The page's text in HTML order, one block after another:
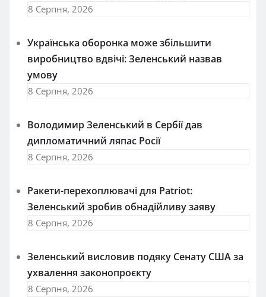
8 Серпня, 2026
Українська оборонка може збільшити
виробництво вдвічі: Зеленський назвав
умову
8 Серпня, 2026
Володимир Зеленський в Сербії дав
дипломатичний ляпас Росії
8 Серпня, 2026
Ракети-перехоплювачі для Patriot:
Зеленський зробив обнадійливу заяву
8 Серпня, 2026
Зеленський висловив подяку Сенату США за
ухвалення законопроєкту
8 Серпня, 2026